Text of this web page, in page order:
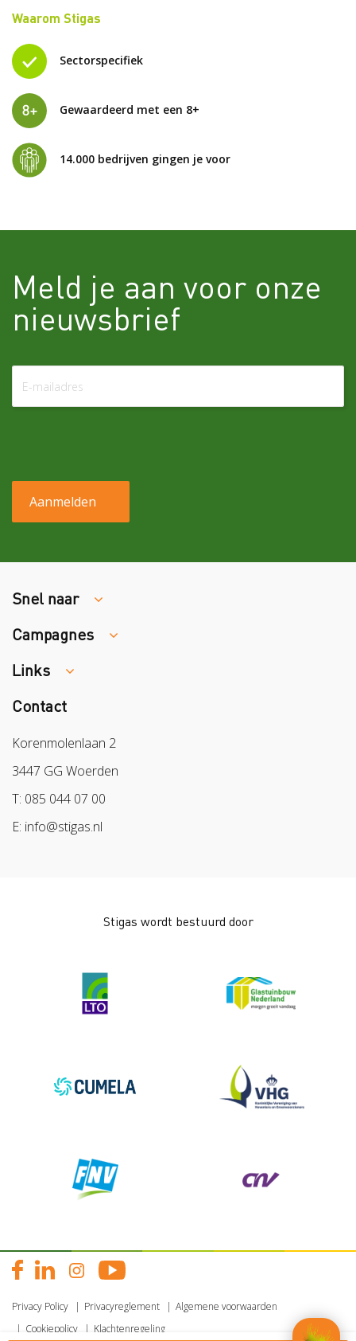
Waarom Stigas
Sectorspecifiek
Gewaardeerd met een 8+
14.000 bedrijven gingen je voor
Meld je aan voor onze
nieuwsbrief
Snel naar
Traumaopvang
Melden van een arbeidsongeval
Campagnes
Week van de Teek
Veilig vrijwilligerswerk in het groen
Werken aan morgen
Links
Colland
Sazas
BPL
Arbeidsmarkt
Contact
Korenmolenlaan 2
3447 GG Woerden
T: 085 044 07 00
E: info@stigas.nl
Stigas wordt bestuurd door
Privacy Policy Privacyreglement
Algemene voorwaarden
Cookiepolicy
Klachtenregeling